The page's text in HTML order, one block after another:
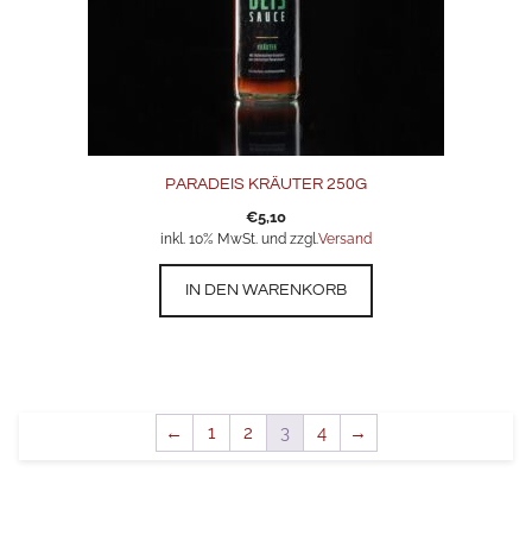
PARADEIS KRÄUTER 250G
€5,10
inkl. 10% MwSt. und zzgl.Versand
IN DEN WARENKORB
← 1 2 3 4 →